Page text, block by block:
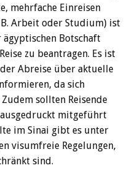
mehrfache Einreisen
B. Arbeit oder Studium) ist
Botschaft
zu beantragen. Es ist
Abreise über aktuelle
da sich
sollten Reisende
ausgedruckt mitgeführt
im Sinai gibt es unter
visumfreie Regelungen,
sind.